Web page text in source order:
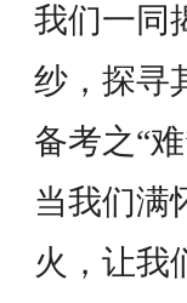
我们一同
纱，探寻
备考之“
当我们满
火，让我